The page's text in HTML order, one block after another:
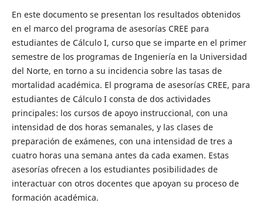
En este documento se presentan los resultados obtenidos
en el marco del programa de asesorías CREE para
estudiantes de Cálculo I, curso que se imparte en el primer
semestre de los programas de Ingeniería en la Universidad
del Norte, en torno a su incidencia sobre las tasas de
mortalidad académica. El programa de asesorías CREE, para
estudiantes de Cálculo I consta de dos actividades
principales: los cursos de apoyo instruccional, con una
intensidad de dos horas semanales, y las clases de
preparación de exámenes, con una intensidad de tres a
cuatro horas una semana antes da cada examen. Estas
asesorías ofrecen a los estudiantes posibilidades de
interactuar con otros docentes que apoyan su proceso de
formación académica.